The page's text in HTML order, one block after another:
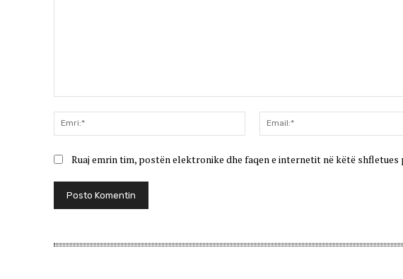
Emri:*
Ruaj emrin tim, postën elektronike dhe faqen e internetit në këtë